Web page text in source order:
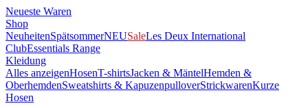
Neueste Waren
Shop
NeuheitenSpätsommerNEUSaleLes Deux International
ClubEssentials Range
Kleidung
Alles anzeigenHosenT-shirtsJacken & MäntelHemden &
OberhemdenSweatshirts & KapuzenpulloverStrickwarenKurze
Hosen